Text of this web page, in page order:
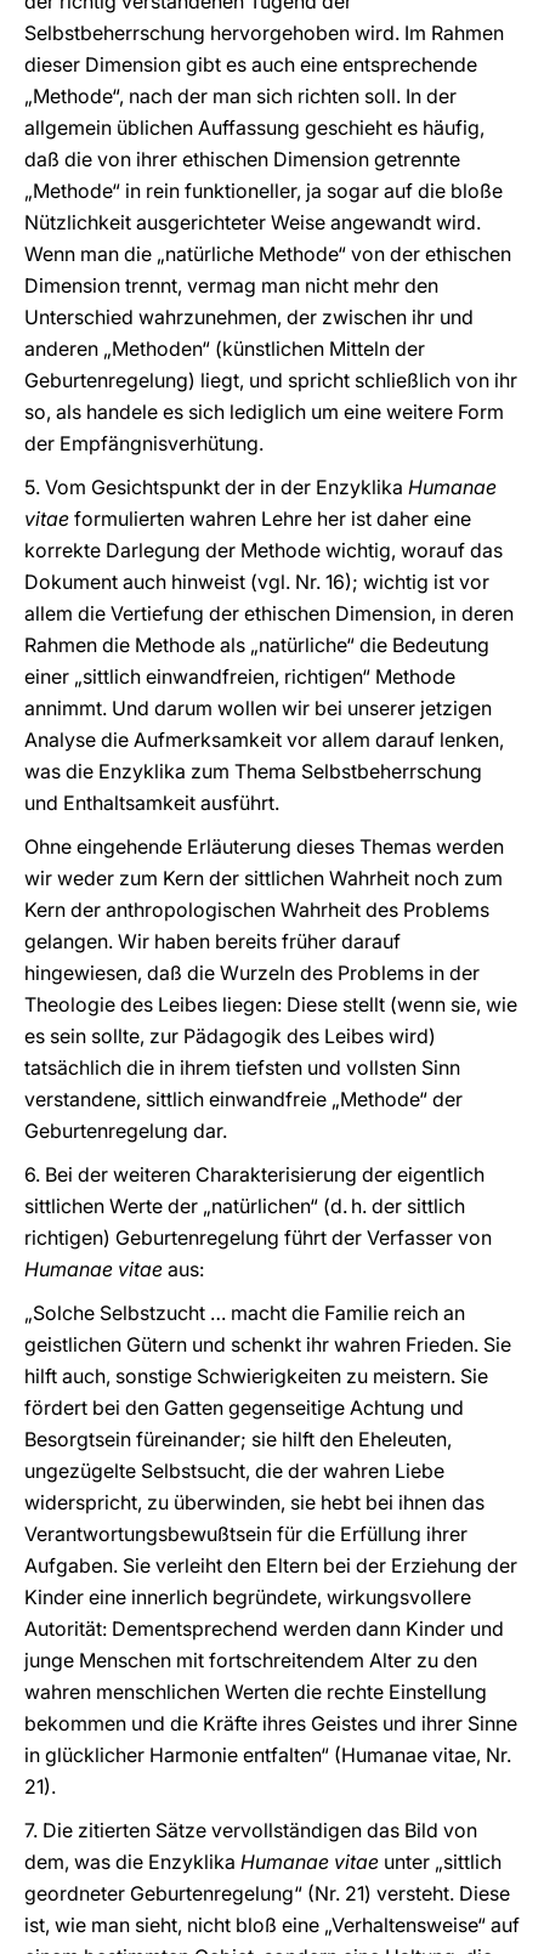
Selbstbeherrschung hervorgehoben wird. Im Rahmen
dieser Dimension gibt es auch eine entsprechende
„Methode“, nach der man sich richten soll. In der
allgemein üblichen Auffassung geschieht es häufig,
daß die von ihrer ethischen Dimension getrennte
„Methode“ in rein funktioneller, ja sogar auf die bloße
Nützlichkeit ausgerichteter Weise angewandt wird.
Wenn man die „natürliche Methode“ von der ethischen
Dimension trennt, vermag man nicht mehr den
Unterschied wahrzunehmen, der zwischen ihr und
anderen „Methoden“ (künstlichen Mitteln der
Geburtenregelung) liegt, und spricht schließlich von ihr
so, als handele es sich lediglich um eine weitere Form
der Empfängnisverhütung.
5. Vom Gesichtspunkt der in der Enzyklika Humanae
vitae formulierten wahren Lehre her ist daher eine
korrekte Darlegung der Methode wichtig, worauf das
Dokument auch hinweist (vgl. Nr. 16); wichtig ist vor
allem die Vertiefung der ethischen Dimension, in deren
Rahmen die Methode als „natürliche“ die Bedeutung
einer „sittlich einwandfreien, richtigen“ Methode
annimmt. Und darum wollen wir bei unserer jetzigen
Analyse die Aufmerksamkeit vor allem darauf lenken,
was die Enzyklika zum Thema Selbstbeherrschung
und Enthaltsamkeit ausführt.
Ohne eingehende Erläuterung dieses Themas werden
wir weder zum Kern der sittlichen Wahrheit noch zum
Kern der anthropologischen Wahrheit des Problems
gelangen. Wir haben bereits früher darauf
hingewiesen, daß die Wurzeln des Problems in der
Theologie des Leibes liegen: Diese stellt (wenn sie, wie
es sein sollte, zur Pädagogik des Leibes wird)
tatsächlich die in ihrem tiefsten und vollsten Sinn
verstandene, sittlich einwandfreie „Methode“ der
Geburtenregelung dar.
6. Bei der weiteren Charakterisierung der eigentlich
sittlichen Werte der „natürlichen“ (d. h. der sittlich
richtigen) Geburtenregelung führt der Verfasser von
Humanae vitae aus:
„Solche Selbstzucht … macht die Familie reich an
geistlichen Gütern und schenkt ihr wahren Frieden. Sie
hilft auch, sonstige Schwierigkeiten zu meistern. Sie
fördert bei den Gatten gegenseitige Achtung und
Besorgtsein füreinander; sie hilft den Eheleuten,
ungezügelte Selbstsucht, die der wahren Liebe
widerspricht, zu überwinden, sie hebt bei ihnen das
Verantwortungsbewußtsein für die Erfüllung ihrer
Aufgaben. Sie verleiht den Eltern bei der Erziehung der
Kinder eine innerlich begründete, wirkungsvollere
Autorität: Dementsprechend werden dann Kinder und
junge Menschen mit fortschreitendem Alter zu den
wahren menschlichen Werten die rechte Einstellung
bekommen und die Kräfte ihres Geistes und ihrer Sinne
in glücklicher Harmonie entfalten“ (Humanae vitae, Nr.
21).
7. Die zitierten Sätze vervollständigen das Bild von
dem, was die Enzyklika Humanae vitae unter „sittlich
geordneter Geburtenregelung“ (Nr. 21) versteht. Diese
ist, wie man sieht, nicht bloß eine „Verhaltensweise“ auf